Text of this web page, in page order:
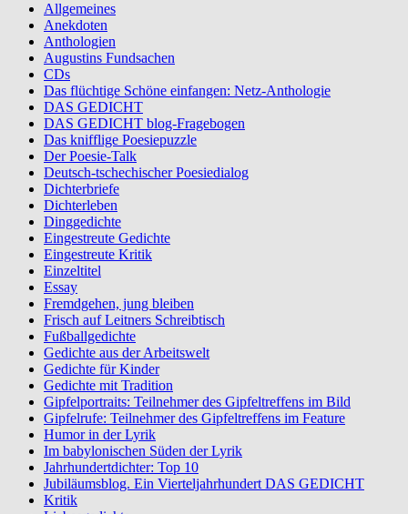
Allgemeines
Anekdoten
Anthologien
Augustins Fundsachen
CDs
Das flüchtige Schöne einfangen: Netz-Anthologie
DAS GEDICHT
DAS GEDICHT blog-Fragebogen
Das knifflige Poesiepuzzle
Der Poesie-Talk
Deutsch-tschechischer Poesiedialog
Dichterbriefe
Dichterleben
Dinggedichte
Eingestreute Gedichte
Eingestreute Kritik
Einzeltitel
Essay
Fremdgehen, jung bleiben
Frisch auf Leitners Schreibtisch
Fußballgedichte
Gedichte aus der Arbeitswelt
Gedichte für Kinder
Gedichte mit Tradition
Gipfelportraits: Teilnehmer des Gipfeltreffens im Bild
Gipfelrufe: Teilnehmer des Gipfeltreffens im Feature
Humor in der Lyrik
Im babylonischen Süden der Lyrik
Jahrhundertdichter: Top 10
Jubiläumsblog. Ein Vierteljahrhundert DAS GEDICHT
Kritik